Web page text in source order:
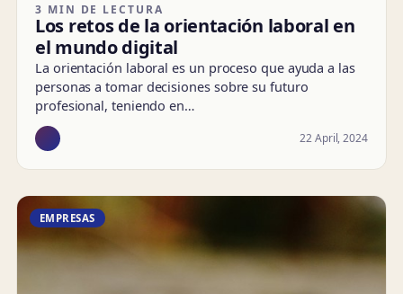
3 MIN DE LECTURA
Los retos de la orientación laboral en
el mundo digital
La orientación laboral es un proceso que ayuda a las
personas a tomar decisiones sobre su futuro
profesional, teniendo en…
22 April, 2024
EMPRESAS